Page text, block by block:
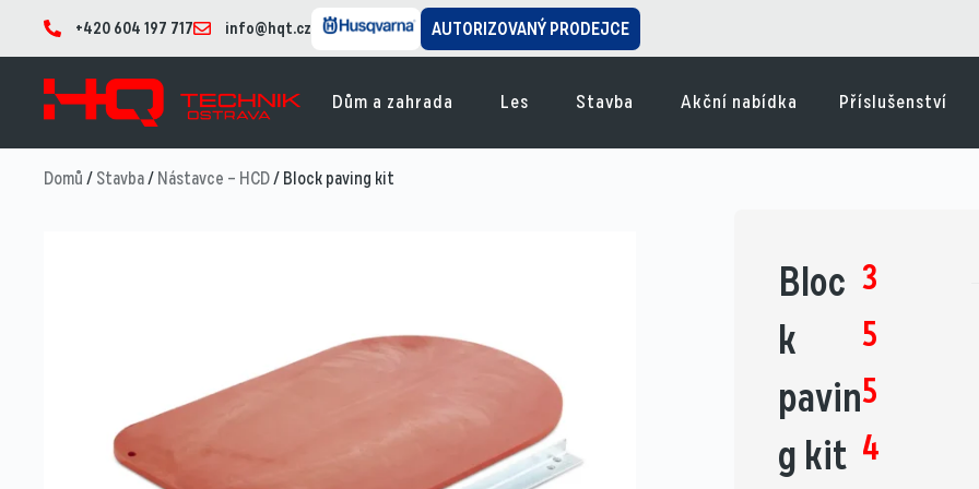
+420 604 197 717 info@hqt.cz AUTORIZOVANÝ PRODEJCE
Dům a zahrada Les Stavba Akční nabídka Příslušenství
Domů/Stavba/Nástavce – HCD/ Block paving kit
Bloc
k
pavin
g kit
3
5
5
4